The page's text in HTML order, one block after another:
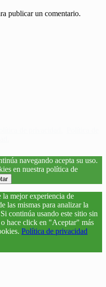
publicar un comentario.
navegando acepta su uso.
en nuestra política de
la mejor experiencia de
las mismas para analizar la
continúa usando este sitio sin
hace click en "Aceptar" más
Política de privacidad